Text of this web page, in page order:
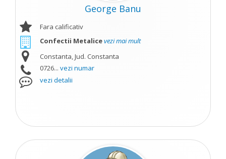
George Banu
Fara calificativ
Confectii Metalicevezi mai mult
Constanta, Jud. Constanta
0726... vezi numar
vezi detalii